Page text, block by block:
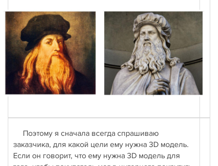
Поэтому я сначала всегда спрашиваю
заказчика, для какой цели ему нужна 3D модель.
Если он говорит, что ему нужна 3D модель для